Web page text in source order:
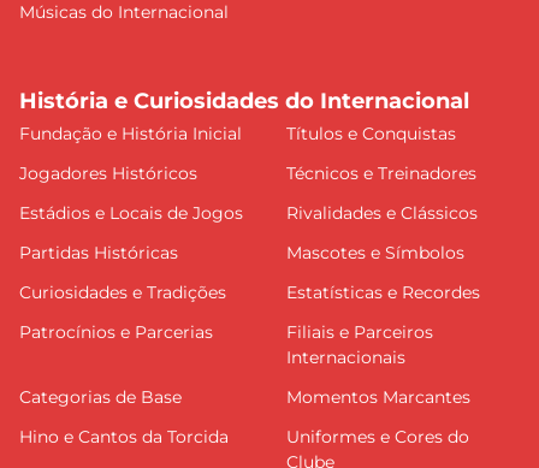
Músicas do Internacional
História e Curiosidades do Internacional
Fundação e História Inicial
Títulos e Conquistas
Jogadores Históricos
Técnicos e Treinadores
Estádios e Locais de Jogos
Rivalidades e Clássicos
Partidas Históricas
Mascotes e Símbolos
Curiosidades e Tradições
Estatísticas e Recordes
Patrocínios e Parcerias
Filiais e Parceiros
Internacionais
Categorias de Base
Momentos Marcantes
Hino e Cantos da Torcida
Uniformes e Cores do
Clube